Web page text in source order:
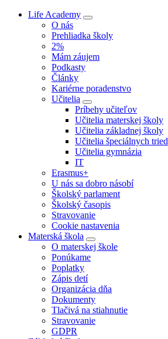
Life Academy
O nás
Prehliadka školy
2%
Mám záujem
Podkasty
Články
Kariérne poradenstvo
Učitelia
Príbehy učiteľov
Učitelia materskej školy
Učitelia základnej školy
Učitelia špeciálnych tried
Učitelia gymnázia
IT
Erasmus+
U nás sa dobro násobí
Školský parlament
Školský časopis
Stravovanie
Cookie nastavenia
Materská škola
O materskej škole
Ponúkame
Poplatky
Zápis detí
Organizácia dňa
Dokumenty
Tlačivá na stiahnutie
Stravovanie
GDPR